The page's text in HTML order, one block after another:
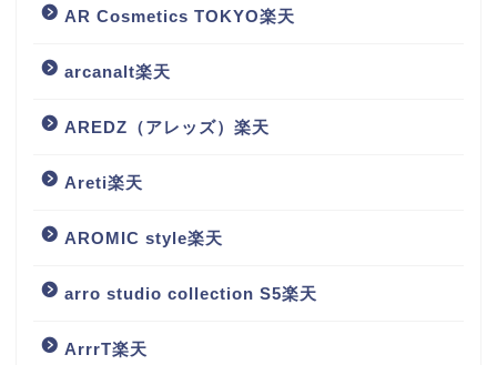
AR Cosmetics TOKYO楽天
arcanalt楽天
AREDZ（アレッズ）楽天
Areti楽天
AROMIC style楽天
arro studio collection S5楽天
ArrrT楽天